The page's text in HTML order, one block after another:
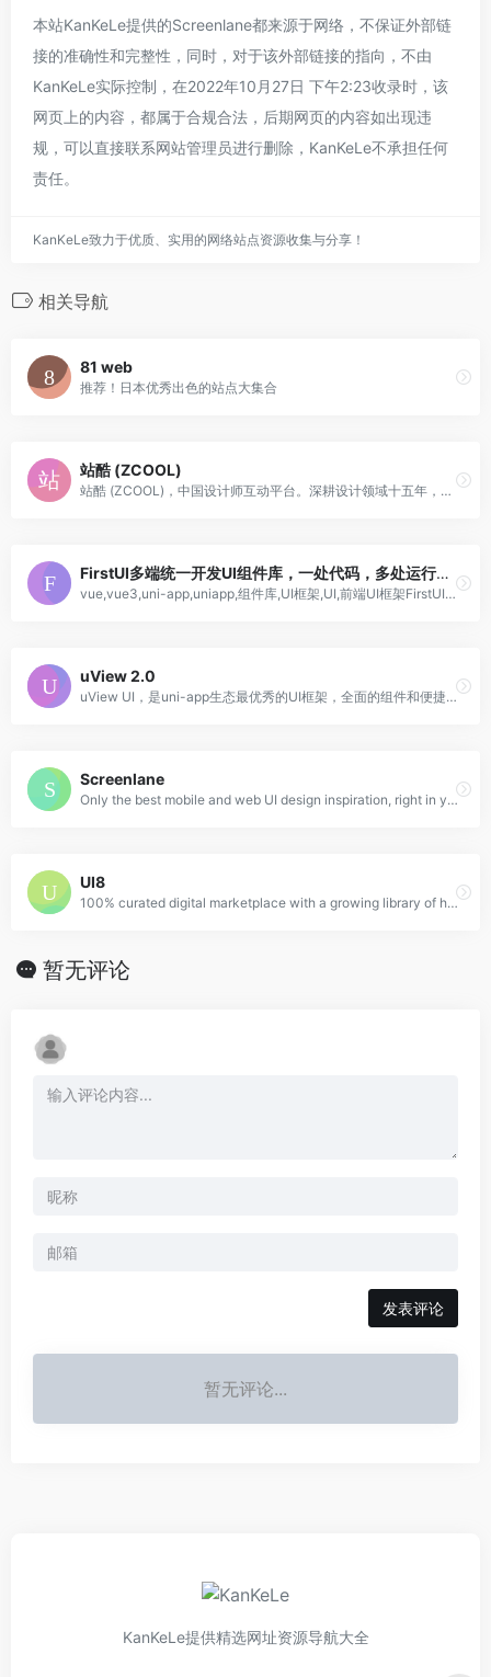
本站KanKeLe提供的Screenlane都来源于网络，不保证外部链
接的准确性和完整性，同时，对于该外部链接的指向，不由
KanKeLe实际控制，在2022年10月27日 下午2:23收录时，该
网页上的内容，都属于合规合法，后期网页的内容如出现违
规，可以直接联系网站管理员进行删除，KanKeLe不承担任何
责任。
KanKeLe致力于优质、实用的网络站点资源收集与分享！
相关导航
81 web
推荐！日本优秀出色的站点大集合
站酷 (ZCOOL)
站酷 (ZCOOL)，中国设计师互动平台。深耕设计领域十五年，站酷聚集了1300万设计师、摄影师、插画师、艺术家、创意人，设计创意群体中具有较高的影响力与号召力。
FirstUI多端统一开发UI组件库，一处代码，多处运行，组件库、物料市场打造FirstUI生态
vue,vue3,uni-app,uniapp,组件库,UI框架,UI,前端UI框架FirstUI,前端UI组件库,UI组件库,FirstUI组件,FirstUI组件库,组件,组件库,模板,UI模板,布局,UI布局,uniapp组件,微信小程序组件,微信小程序UI框架,支付宝小程序,百度小程序组件,字节小程序组件,uniapp组件库,微信小程序组件库,支付宝小程序,百度小程序组件库,字节小程序组件库,nvue,First UI是一套超高性能、超高颜值的移动端UI综合解决方案，包含业内顶尖的组件库、强大的功能库、丰富精美的模板库，提供uni-app(完美支持nvue)、微信小程序、支付宝小程序等版本，兼顾高效率与高性能，让您的开发获得百倍提质提速！
uView 2.0
uView UI，是uni-app生态最优秀的UI框架，全面的组件和便捷的工具会让您信手拈来，如鱼得水
Screenlane
Only the best mobile and web UI design inspiration, right in your inbox
UI8
100% curated digital marketplace with a growing library of high quality UX/UI design resources and freebies for designers
暂无评论
发表评论
暂无评论...
KanKeLe提供精选网址资源导航大全